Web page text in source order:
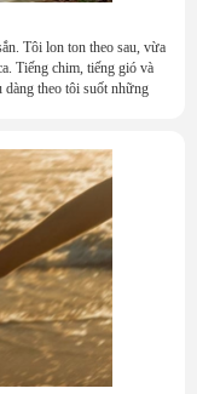
Tôi lon ton theo sau, vừa
Tiếng chim, tiếng gió và
dàng theo tôi suốt những